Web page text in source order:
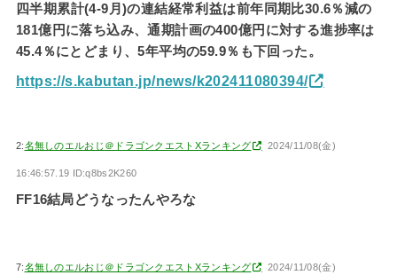
四半期累計(4-9月)の連結経常利益は前年同期比30.6％減の
181億円に落ち込み、通期計画の400億円に対する進捗率は
45.4％にとどまり、5年平均の59.9％も下回った。
https://s.kabutan.jp/news/k202411080394/
2:名無しのエルおじ＠ドラゴンクエストXランキング 2024/11/08(金)
16:46:57.19 ID:q8bs2K260
FF16結局どうなったんやろな
7:名無しのエルおじ＠ドラゴンクエストXランキング 2024/11/08(金)